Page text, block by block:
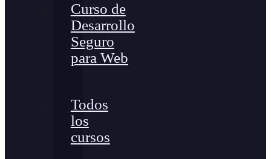
Curso de
Desarrollo
Seguro
para Web
Todos
los
cursos